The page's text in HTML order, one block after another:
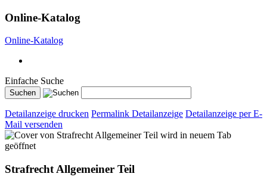
Online-Katalog
Online-Katalog
Einfache Suche
Detailanzeige drucken Permalink Detailanzeige Detailanzeige per E-
Mail versenden
wird in neuem Tab
geöffnet
Strafrecht Allgemeiner Teil